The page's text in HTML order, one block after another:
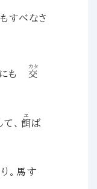
すべなさ
にも 交
カタ
、 餌
ヱ
ば
。馬す